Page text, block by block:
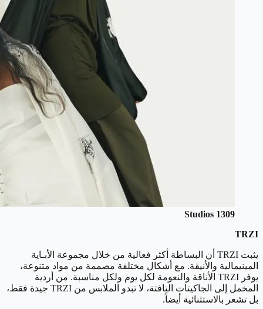
1309 Studios
TRZI
يثبت TRZI أن البساطة أكثر فعالية من خلال مجموعة الأبـاية
المينيمالية والأنيقة. مع أشكال مختلفة مصممة من مواد متنوعة،
يوفر TRZI الأناقة والنعومة لكل يوم ولكل مناسبة. من أردية
المخمل إلى الجاكيتات التافتة، لا تبدو الملابس من TRZI جيدة فقط،
بل تشعر بالاستثنائية أيضاً.